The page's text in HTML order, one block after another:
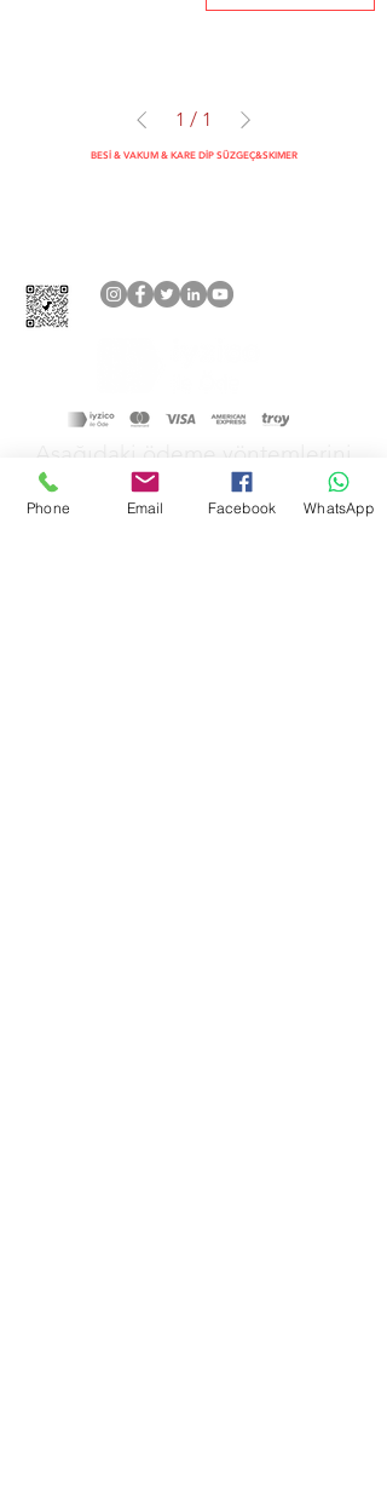
1
/
1
BESİ & VAKUM & KARE DİP SÜZGEÇ&SKIMER
Aşağıdaki ödeme yöntemlerini
kabul ediyoruz
Phone Email Facebook WhatsApp